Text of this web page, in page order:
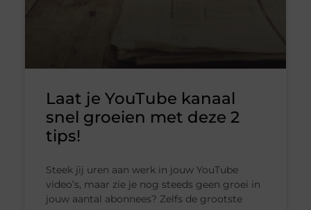
Laat je YouTube kanaal
snel groeien met deze 2
tips!
Steek jij uren aan werk in jouw YouTube
video’s, maar zie je nog steeds geen groei in
jouw aantal abonnees? Zelfs de grootste